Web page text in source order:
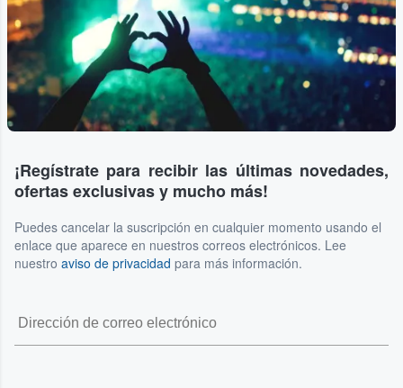
¡Regístrate para recibir las últimas novedades,
ofertas exclusivas y mucho más!
Puedes cancelar la suscripción en cualquier momento usando el
enlace que aparece en nuestros correos electrónicos. Lee
nuestro aviso de privacidad para más información.